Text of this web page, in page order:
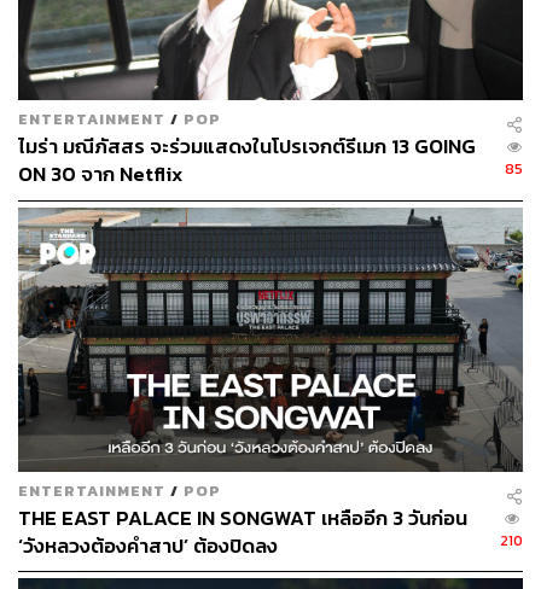
และในระหว่างการรักษานี้เอง สิ่งที่ไม่คาดคิดก็เกิดขึ้น
เหมือนหนังฮอลลีวูดพยายามค้นหาความหมายของความเจ็บ
ปวดทางจิตใจมานานแล้ว ตั้งแต่หนังโรแมนติกไซไฟอย่าง
Eternal Sunshine of the Spotless Mindที่ตัวเอกพยายาม
ลบล้างความเจ็บปวดจากความสัมพันธ์ด้วยการลบความทรง
ENTERTAINMENT / POP
ไมร่า มณีภัสสร จะร่วมแสดงในโปรเจกต์รีเมก 13 GOING
ON 30 จาก Netflix
85
ENTERTAINMENT / POP
THE EAST PALACE IN SONGWAT เหลืออีก 3 วันก่อน
‘วังหลวงต้องคำสาป’ ต้องปิดลง
210